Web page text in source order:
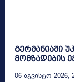
გერმანიაში
მომზადების
06 Აგვისტო 2026,